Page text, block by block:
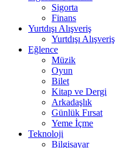
Sigorta
Finans
Yurtdışı Alışveriş
Yurtdışı Alışveriş
Eğlence
Müzik
Oyun
Bilet
Kitap ve Dergi
Arkadaşlık
Günlük Fırsat
Yeme İçme
Teknoloji
Bilgisayar